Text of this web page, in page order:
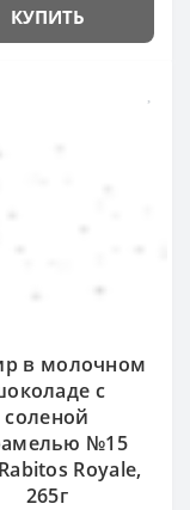
КУПИТЬ
в молочном
с
соленой
№15
Royale,
265г